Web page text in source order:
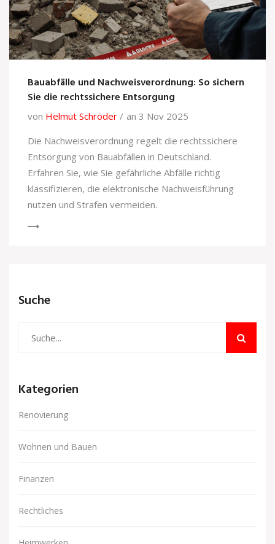
Bauabfälle und Nachweisverordnung: So sichern
Sie die rechtssichere Entsorgung
von Helmut Schröder
an 3 Nov 2025
Die Nachweisverordnung regelt die rechtssichere
Entsorgung von Bauabfällen in Deutschland.
Erfahren Sie, wie Sie gefährliche Abfälle richtig
klassifizieren, die elektronische Nachweisführung
nutzen und Strafen vermeiden.
Suche
Kategorien
Renovierung
Wohnen und Bauen
Finanzen
Rechtliches